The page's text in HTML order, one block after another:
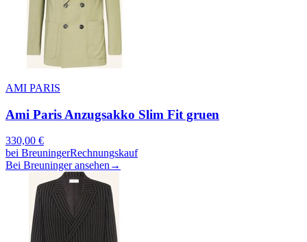
AMI PARIS
Ami Paris Anzugsakko Slim Fit gruen
330,00 €
bei BreuningerRechnungskauf
Bei Breuninger ansehen →